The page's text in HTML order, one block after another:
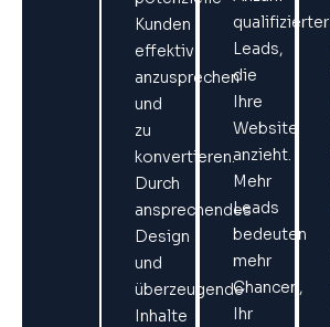
Kunden
effektiv
anzusprechen
und
zu
konvertieren.
Durch
ansprechendes
Design
und
überzeugende
Inhalte
qualifizierter
Leads,
die
Ihre
Website
anzieht.
Mehr
Leads
bedeuten
mehr
Chancen,
Ihr